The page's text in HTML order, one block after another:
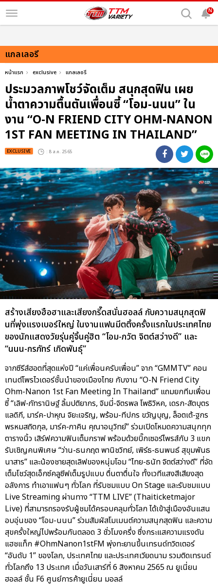
N
แกลเลอรี
หน้าแรก exclusive แกลเลอรี
ประมวลภาพโชว์จัดเต็ม สนุกสุดฟิน เผย
น้ำตาความตื้นตันเพื่อนซี้ “โอม-นนน” ใน
งาน “O-N FRIEND CITY OHM-NANON
1ST FAN MEETING IN THAILAND”
EXCLUSIVE : 8 ส.ค. 2565
สร้างเสียงฮือฮาและเสียงกรี๊ดสนั่นฮอลล์ กับความสนุกสุดฟิ
นที่พุ่งแรงเบอร์ใหญ่ ในงานแฟนมีตติ้งครั้งแรกในประเทศไทย
ของนักแสดงวัยรุ่นคู่จิ้นคู่ฮิต “โอม-ภวัต จิตต์สว่างดี” และ
“นนน-กรภัทร์ เกิดพันธุ์”
จากซีรีส์ฮอตที่สุดแห่งปี “แค่เพื่อนครับเพื่อน” จาก “GMMTV” คอน
เทนต์โพรไวเดอร์ชั้นนำของเมืองไทย กับงาน “O-N Friend City
Ohm-Nanon 1st Fan Meeting In Thailand” แถมยกทีมเพื่อน
ซี้ “เลิฟ-ภัทรานิษฐ์ ลิ้มปติยากร, จิมมี่-จิตรพล โพธิวิหค, เดรก-สัตบุตร
แลดิกี, มาร์ค-ปาหุณ จิยะเจริญ, พร้อม-ทีปกร ขวัญบุญ, ล็อตเต้-ฐกร
พรหมสถิตกุล, มาร์ค-ภาคิน คุณาอนุวิทย์” ร่วมเปิดโหมดความสนุกทุก
ตารางนิ้ว เสิร์ฟความฟินเต็มกราฟ พร้อมด้วยบิ๊กเซอร์ไพรส์กับ 3 แขก
รับเชิญคนพิเศษ “ว่าน-ธนกฤต พานิชวิทย์, เพิร์ธ-ธนพนธ์ สุขุมพันธ
นาสาร” และน้องชายสุดเลิฟของหนุ่มโอม “ไทย-ธนัท จิตต์สว่างดี” ที่จัด
เต็มโชว์สุดเอ็กซ์คลูซีฟเต็มรูปแบบ ตื่นตาตื่นใจ ทั้งเวทีแสงสีเสียงสุด
อลังการ ทำเอาแฟนๆ ทั่วโลก ที่รับชมแบบ On Stage และรับชมแบบ
Live Streaming ผ่านทาง “TTM LIVE” (Thaiticketmajor
Live) ที่สามารถรองรับผู้ชมได้ครอบคลุมทั่วโลก ได้เข้าสู่เมืองอันแสน
อบอุ่นของ “โอม-นนน” ร่วมสัมผัสโมเมนต์ความสนุกสุดฟิน และความ
สุขครั้งใหญ่ไปพร้อมกันตลอด 3 ชั่วโมงครึ่ง ซึ่งกระแสความแรงดัน
แฮชแท็ก #OhmNanon1stFM พุ่งทะยานขึ้นเทรนด์ทวิตเตอร์
“อันดับ 1” ของโลก, ประเทศไทย และประเทศเวียดนาม รวมติดเทรนด์
ทั่วโลกถึง 13 ประเทศ เมื่อวันเสาร์ที่ 6 สิงหาคม 2565 ณ ยูเนี่ยน
ฮอลล์ ชั้น F6 ศูนย์การค้ายูเนี่ยน มอลล์